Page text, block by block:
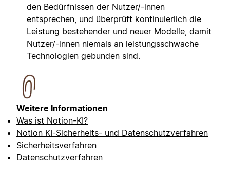
den Bedürfnissen der Nutzer/-innen
entsprechen, und überprüft kontinuierlich die
Leistung bestehender und neuer Modelle, damit
Nutzer/-innen niemals an leistungsschwache
Technologien gebunden sind.⁠
Weitere Informationen
Was ist Notion-KI?
Notion KI-Sicherheits- und Datenschutzverfahren
Sicherheitsverfahren
Datenschutzverfahren